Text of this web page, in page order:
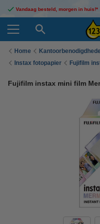
Vandaag besteld, morgen in huis!*
Home
Instax fotopapier
Fujifilm
Fujifilm instax mini film